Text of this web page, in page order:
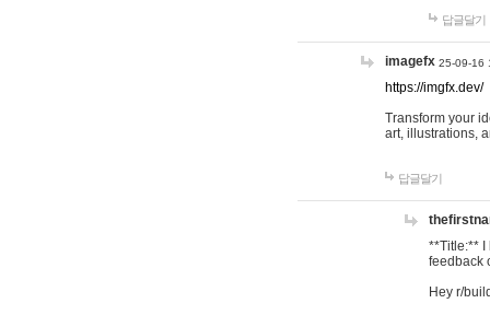
답글달기
imagefx 25-09-16
https://imgfx.dev/
Transform your
art, illustrations,
답글달기
**Title:** I
feedback
Hey r/